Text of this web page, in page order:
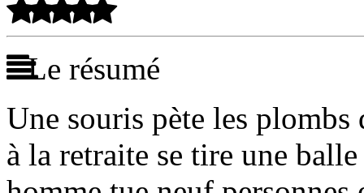
Le résumé
Une souris pète les
à la retraite se tire une